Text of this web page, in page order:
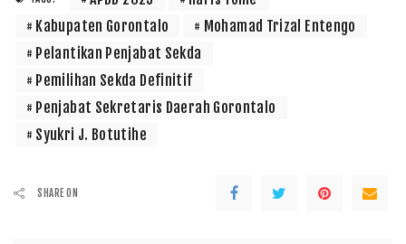
Kabupaten Gorontalo
Mohamad Trizal Entengo
Pelantikan Penjabat Sekda
Pemilihan Sekda Definitif
Penjabat Sekretaris Daerah Gorontalo
Syukri J. Botutihe
SHARE ON